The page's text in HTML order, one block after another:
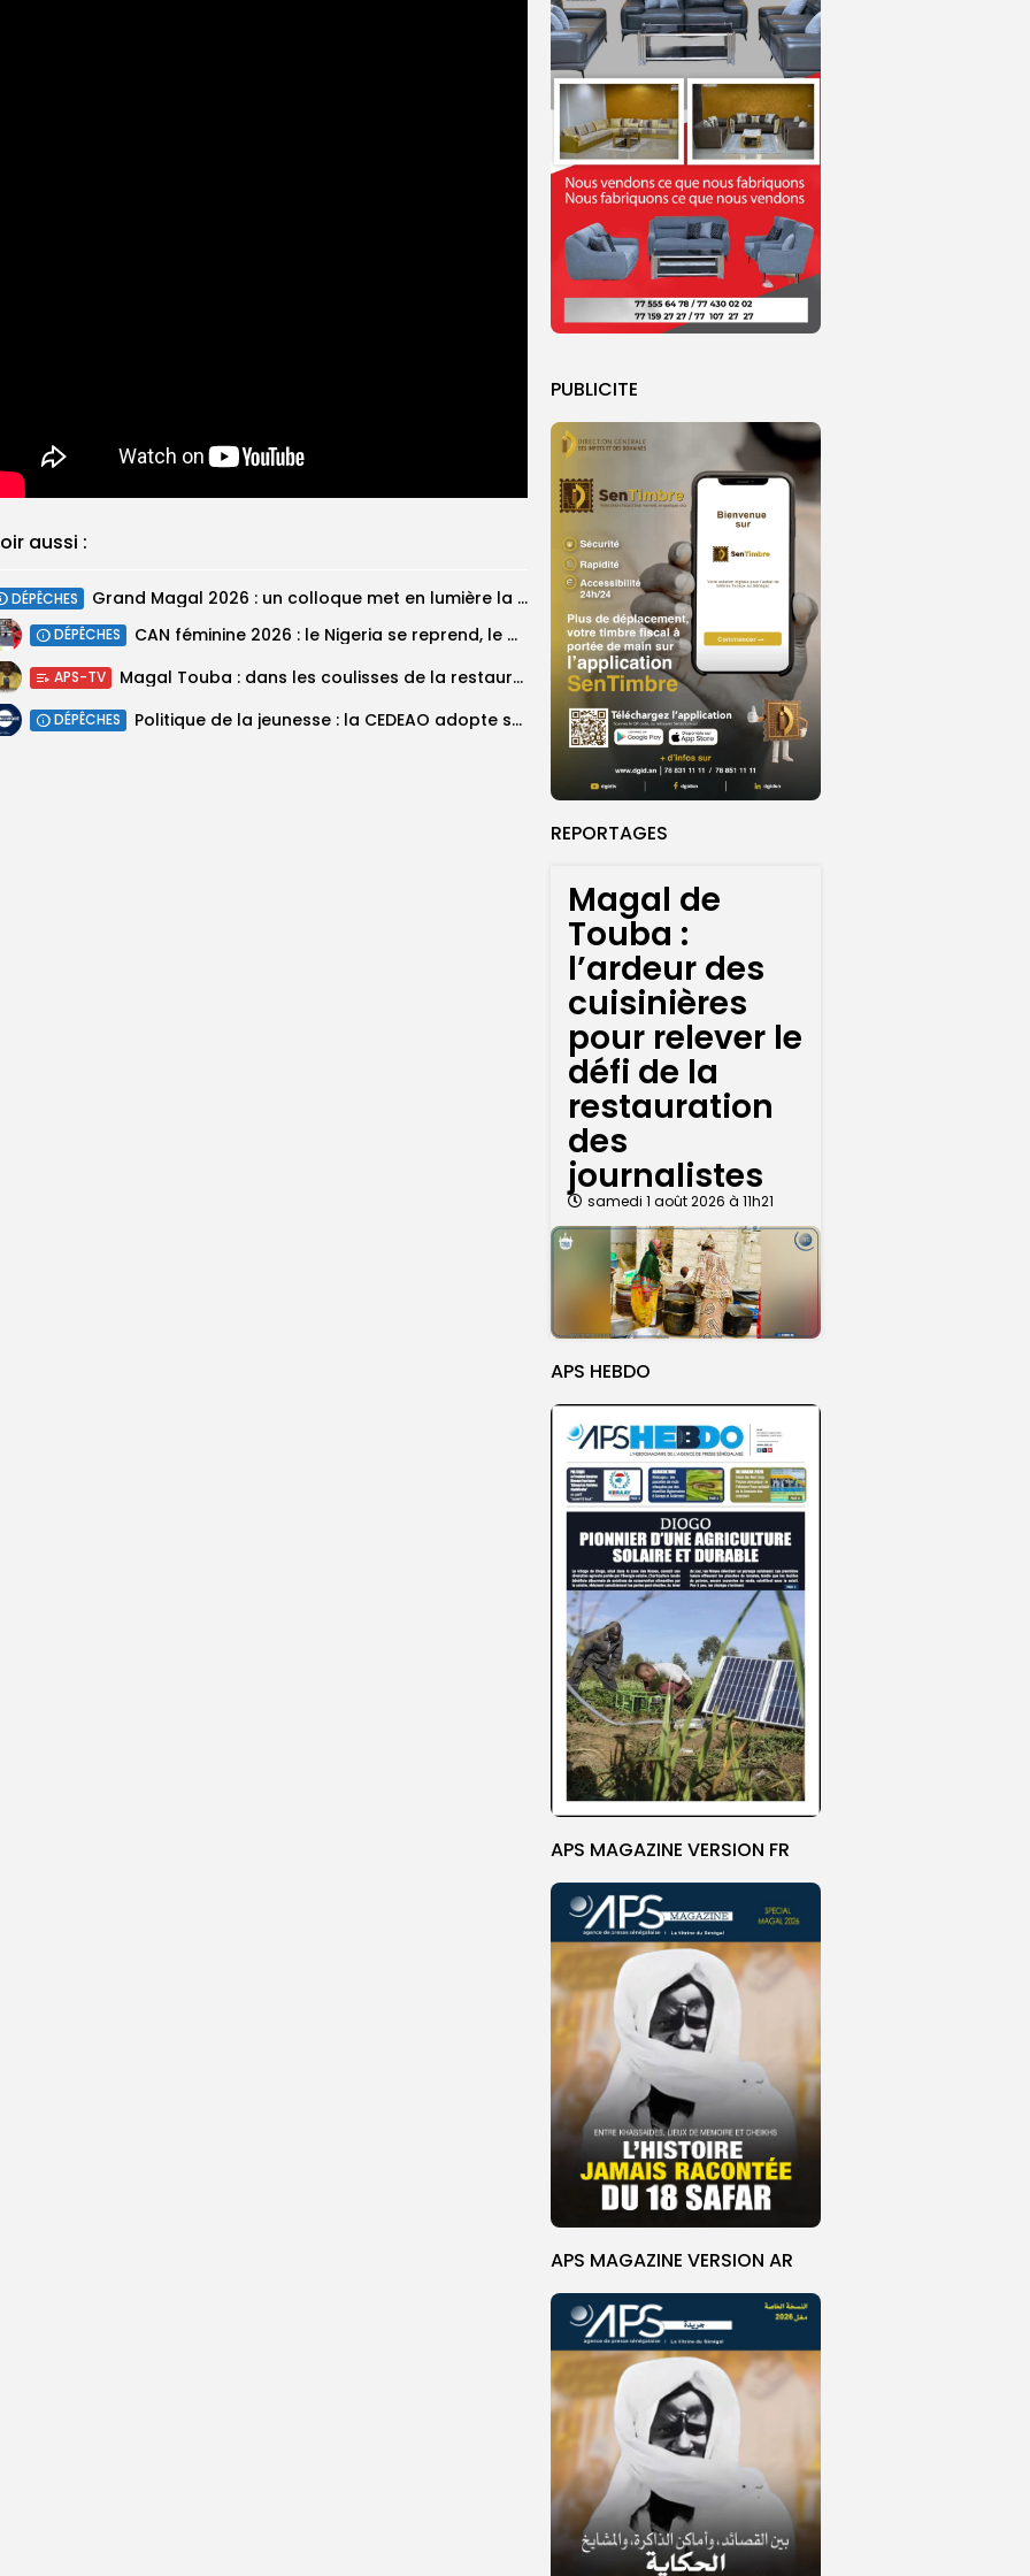
PUBLICITE
REPORTAGES
Magal de
Touba :
l’ardeur des
cuisinières
pour relever le
défi de la
restauration
des
journalistes
samedi 1 août 2026 à 11h21
APS HEBDO
APS MAGAZINE VERSION FR
APS MAGAZINE VERSION AR
aussi :
DÉPÊCHES Grand Magal 2026 : un colloque met en lumière la portée universelle...
DÉPÊCHES ‎CAN féminine 2026 : le Nigeria se reprend, le Malawi surprend encore...
APS-TV Magal Touba : dans les coulisses de la restauration de la presse...
DÉPÊCHES Politique de la jeunesse : la CEDEAO adopte son plan d’actions stratégiques...